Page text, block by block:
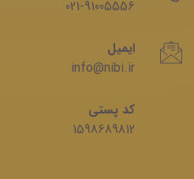
021-91005556
ایمیل
info@nibi.ir
کد پستی
1598689812